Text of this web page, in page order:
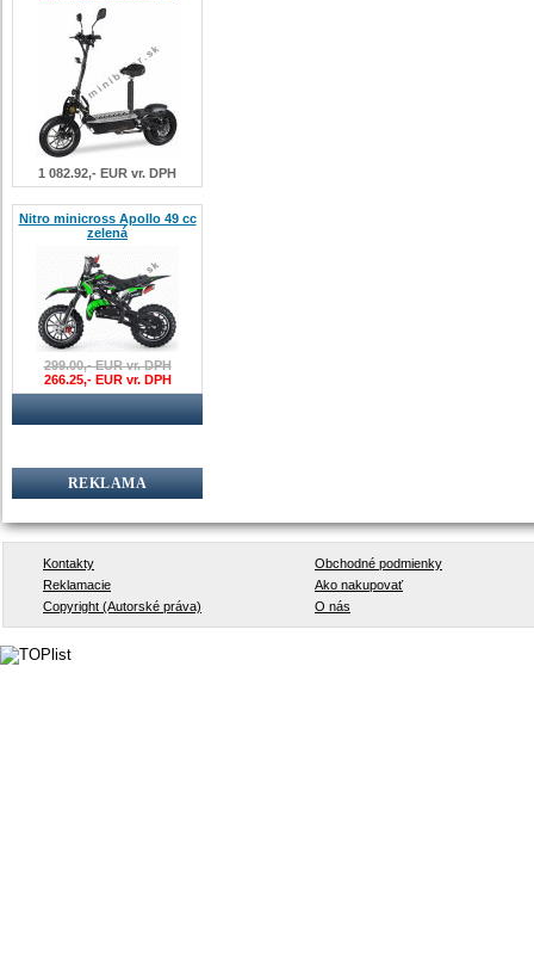
1 082.92,- EUR vr. DPH
Nitro minicross Apollo 49 cc
zelená
299.00,- EUR vr. DPH
266.25,- EUR vr. DPH
REKLAMA
Kontakty
Obchodné podmienky
Reklamacie
Ako nakupovať
Copyright (Autorské práva)
O nás